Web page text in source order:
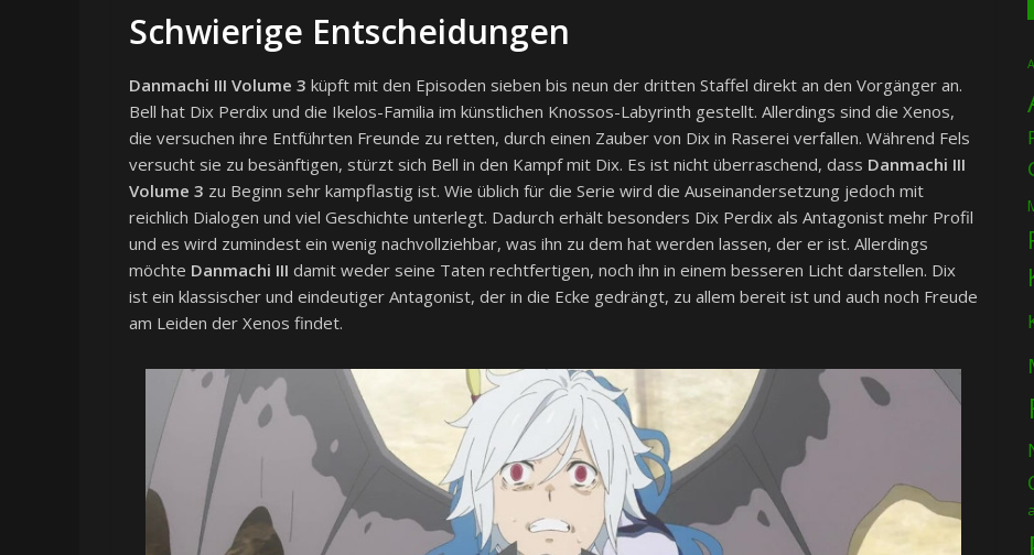
Schwierige Entscheidungen
Danmachi III Volume 3 küpft mit den Episoden sieben bis neun der dritten Staffel direkt an den Vorgänger an.
Bell hat Dix Perdix und die Ikelos-Familia im künstlichen Knossos-Labyrinth gestellt. Allerdings sind die Xenos,
die versuchen ihre Entführten Freunde zu retten, durch einen Zauber von Dix in Raserei verfallen. Während Fels
versucht sie zu besänftigen, stürzt sich Bell in den Kampf mit Dix. Es ist nicht überraschend, dass Danmachi III
Volume 3 zu Beginn sehr kampflastig ist. Wie üblich für die Serie wird die Auseinandersetzung jedoch mit
reichlich Dialogen und viel Geschichte unterlegt. Dadurch erhält besonders Dix Perdix als Antagonist mehr Profil
und es wird zumindest ein wenig nachvollziehbar, was ihn zu dem hat werden lassen, der er ist. Allerdings
möchte Danmachi III damit weder seine Taten rechtfertigen, noch ihn in einem besseren Licht darstellen. Dix
ist ein klassischer und eindeutiger Antagonist, der in die Ecke gedrängt, zu allem bereit ist und auch noch Freude
am Leiden der Xenos findet.